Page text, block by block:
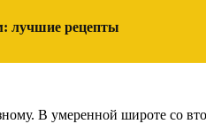
лучшие рецепты
В умеренной широте со